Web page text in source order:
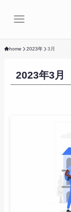
home 2023年 3月
2023年3月